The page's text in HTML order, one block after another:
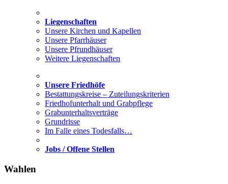
Liegenschaften
Unsere Kirchen und Kapellen
Unsere Pfarrhäuser
Unsere Pfrundhäuser
Weitere Liegenschaften
Unsere Friedhöfe
Bestattungskreise – Zuteilungskriterien
Friedhofunterhalt und Grabpflege
Grabunterhaltsverträge
Grundrisse
Im Falle eines Todesfalls…
Jobs / Offene Stellen
Wahlen